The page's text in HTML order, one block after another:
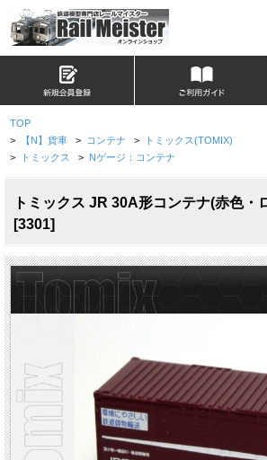
TOP
> 【N】貨車 > コンテナ > トミックス(TOMIX)
> トミックス > Nゲージ：コンテナ
トミックス JR 30A形コンテナ(赤色・
[3301]